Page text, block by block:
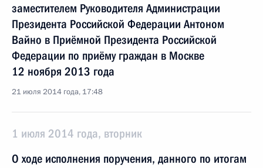
заместителем Руководителя Администрации
Президента Российской Федерации Антоном
Вайно в Приёмной Президента Российской
Федерации по приёму граждан в Москве
12 ноября 2013 года
21 июля 2014 года, 17:48
1 июля 2014 года, вторник
О ходе исполнения поручения, данного по итогам